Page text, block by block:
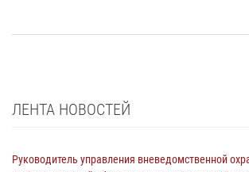
ЛЕНТА НОВОСТЕЙ
Руководитель управления вневедомственной